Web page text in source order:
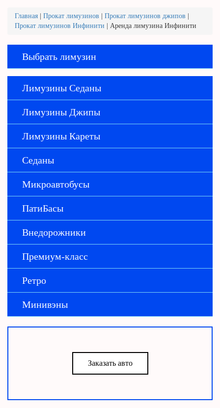
Главная Прокат лимузинов Прокат лимузинов джипов
Прокат лимузинов Инфинити
Аренда лимузина Инфинити
Выбрать лимузин
Лимузины Седаны
Лимузины Джипы
Лимузины Кареты
Седаны
Микроавтобусы
ПатиБасы
Внедорожники
Премиум-класс
Ретро
Минивэны
Заказать авто